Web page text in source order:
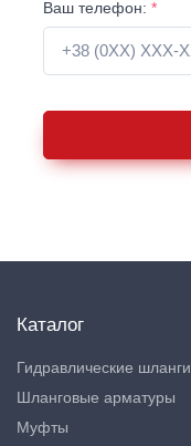
Ваш телефон: *
Каталог
Гидравлические шланги
Шланговые арматуры
Муфты